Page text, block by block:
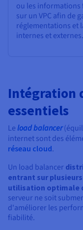
ou les informations
sur un VPC afin de
réglementations et
internes et externes.
Intégration
essentiels
Le load balancer
internet sont des
réseau cloud.
Un load balancer
entrant sur
utilisation optimale
serveur ne soit
d'améliorer les
fiabilité.